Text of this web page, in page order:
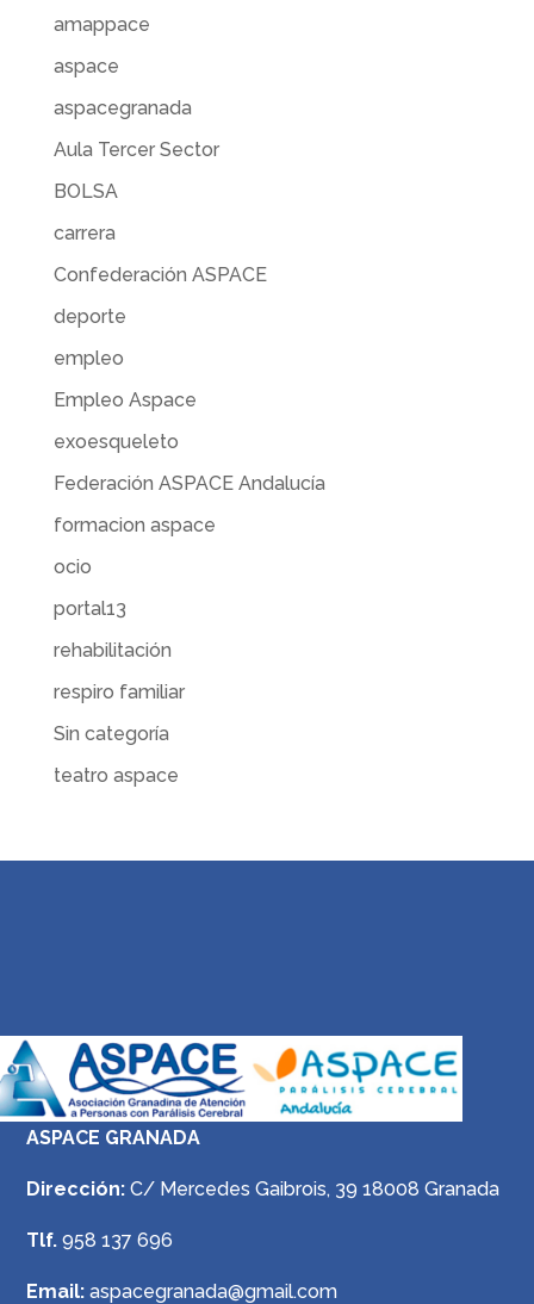
amappace
aspace
aspacegranada
Aula Tercer Sector
BOLSA
carrera
Confederación ASPACE
deporte
empleo
Empleo Aspace
exoesqueleto
Federación ASPACE Andalucía
formacion aspace
ocio
portal13
rehabilitación
respiro familiar
Sin categoría
teatro aspace
ASPACE GRANADA
Dirección: C/ Mercedes Gaibrois, 39 18008 Granada
Tlf. 958 137 696
Email: aspacegranada@gmail.com